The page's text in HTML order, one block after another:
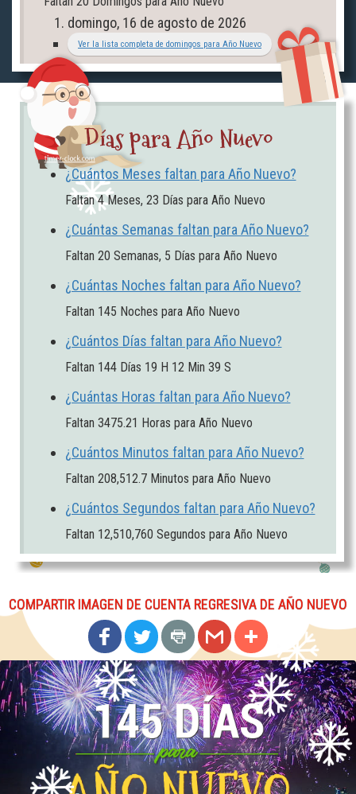
domingo, 16 de agosto de 2026
Ver la lista completa de domingos para Año Nuevo
Días para Año Nuevo
¿Cuántos Meses faltan para Año Nuevo?
Faltan 4 Meses, 23 Días para Año Nuevo
¿Cuántas Semanas faltan para Año Nuevo?
Faltan 20 Semanas, 5 Días para Año Nuevo
¿Cuántas Noches faltan para Año Nuevo?
Faltan 145 Noches para Año Nuevo
¿Cuántos Días faltan para Año Nuevo?
Faltan 144 Días 19 H 12 Min 38 S
¿Cuántas Horas faltan para Año Nuevo?
Faltan 3475.21 Horas para Año Nuevo
¿Cuántos Minutos faltan para Año Nuevo?
Faltan 208,512.6 Minutos para Año Nuevo
¿Cuántos Segundos faltan para Año Nuevo?
Faltan 12,510,759 Segundos para Año Nuevo
COMPARTIR IMAGEN DE CUENTA REGRESIVA DE AÑO NUEVO